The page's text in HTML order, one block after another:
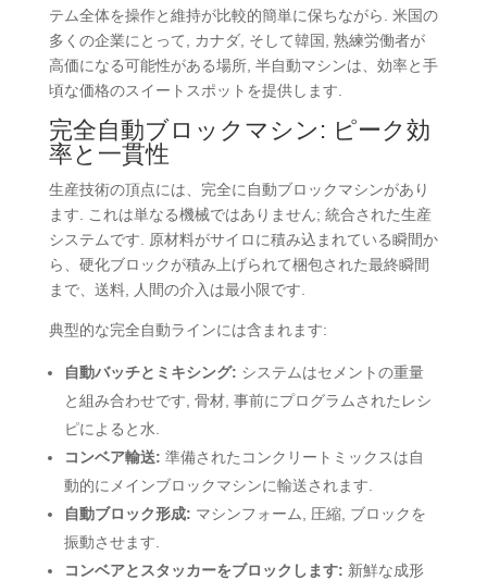
テム全体を操作と維持が比較的簡単に保ちながら. 米国の
多くの企業にとって, カナダ, そして韓国, 熟練労働者が
高価になる可能性がある場所, 半自動マシンは、効率と手
頃な価格のスイートスポットを提供します.
完全自動ブロックマシン: ピーク効
率と一貫性
生産技術の頂点には、完全に自動ブロックマシンがあり
ます. これは単なる機械ではありません; 統合された生産
システムです. 原材料がサイロに積み込まれている瞬間か
ら、硬化ブロックが積み上げられて梱包された最終瞬間
まで、送料, 人間の介入は最小限です.
典型的な完全自動ラインには含まれます:
自動バッチとミキシング: システムはセメントの重量
と組み合わせです, 骨材, 事前にプログラムされたレシ
ピによると水.
コンベア輸送: 準備されたコンクリートミックスは自
動的にメインブロックマシンに輸送されます.
自動ブロック形成: マシンフォーム, 圧縮, ブロックを
振動させます.
コンベアとスタッカーをブロックします: 新鮮な成形